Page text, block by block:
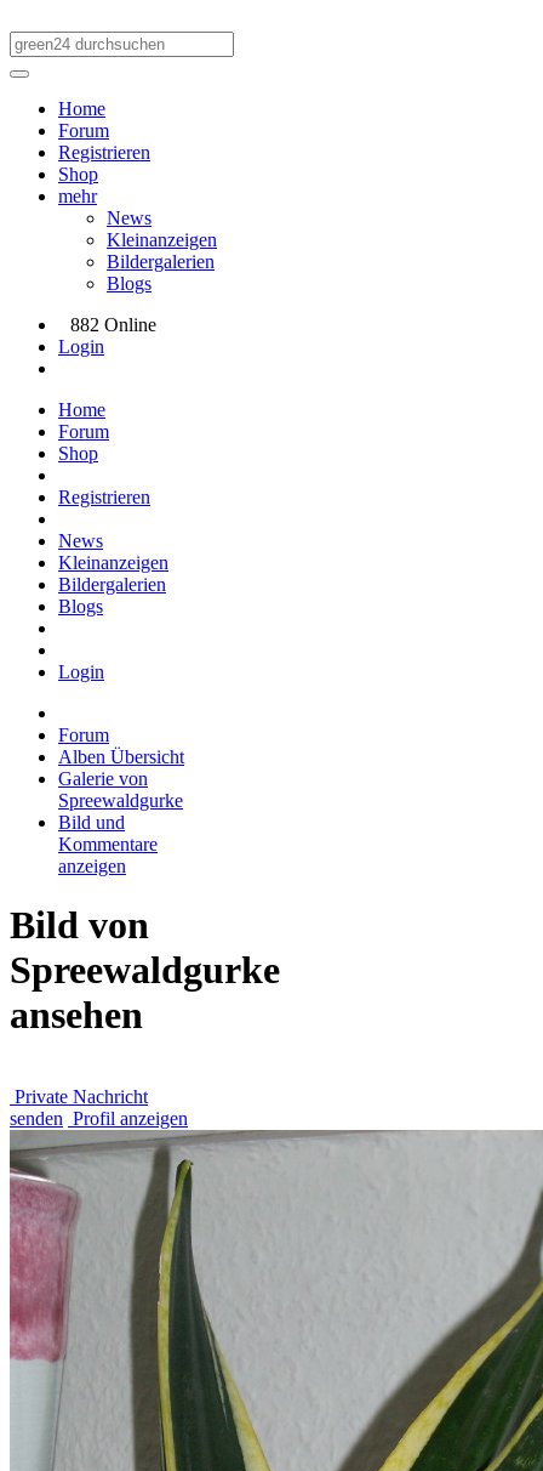
Home
Forum
Registrieren
Shop
mehr
News
Kleinanzeigen
Bildergalerien
Blogs
882 Online
Login
Home
Forum
Shop
Registrieren
News
Kleinanzeigen
Bildergalerien
Blogs
Login
Forum
Alben Übersicht
Galerie von
Spreewaldgurke
Bild und
Kommentare
anzeigen
Bild von
Spreewaldgurke
ansehen
Private Nachricht
senden Profil anzeigen